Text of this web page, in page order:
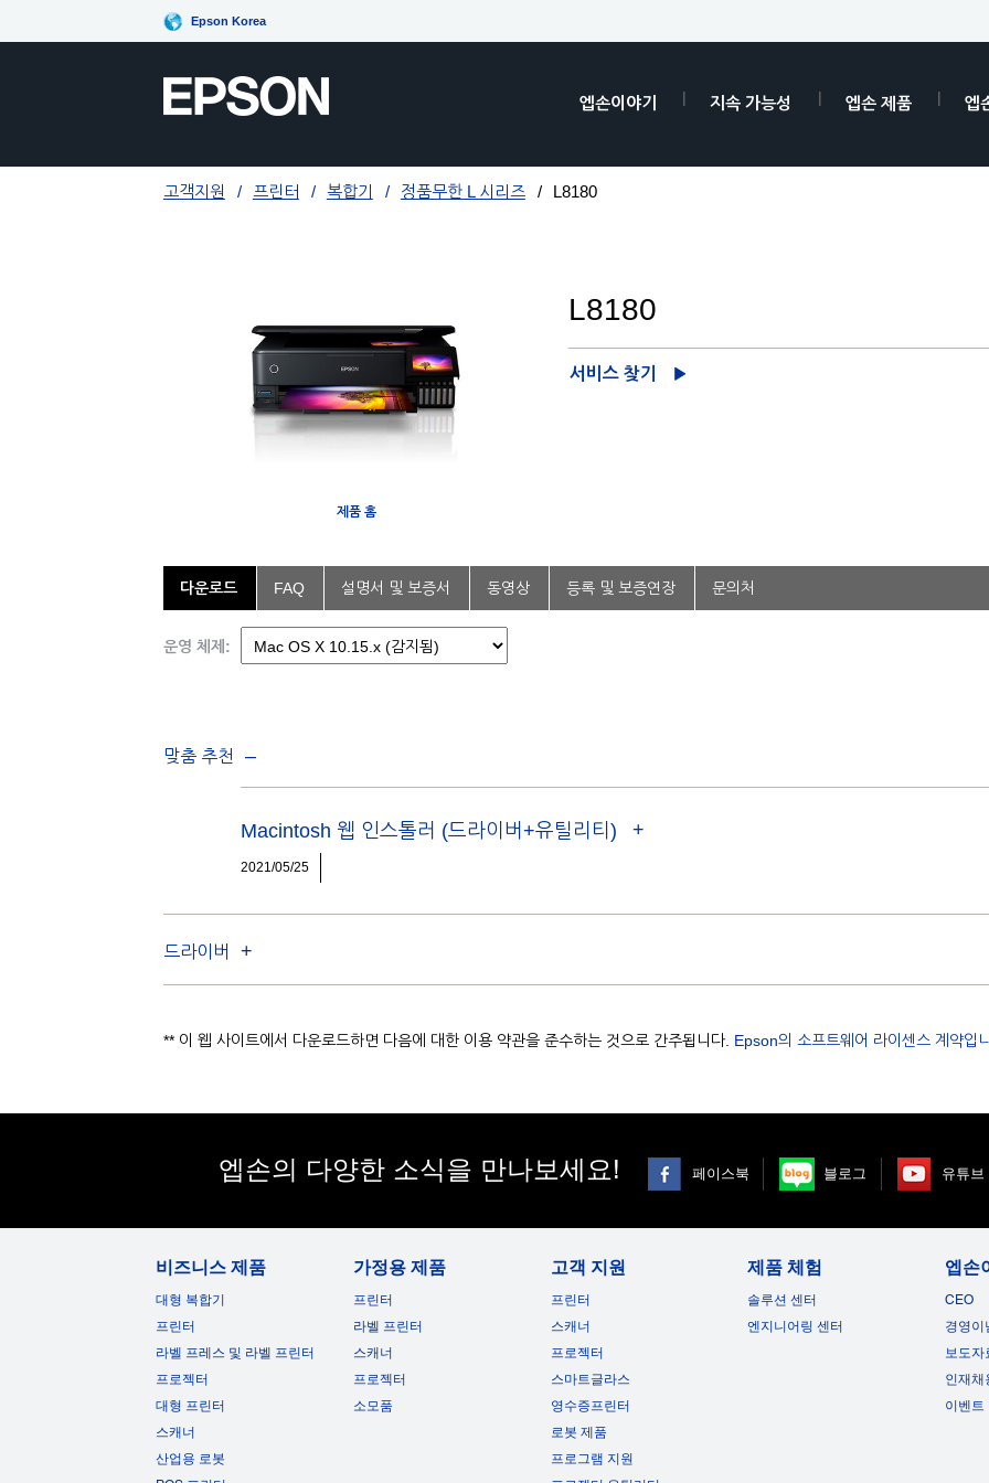
Epson Korea
엡손이야기 지속 가능성 엡손 제품 엡
고객지원 프린터 복합기 정품무한 L 시리즈 L8180
제품 홈
L8180
서비스 찾기
다운로드 FAQ 설명서 및 보증서 동영상 등록 및 보증연장 문의처
운영 체제:
맞춤 추천
Macintosh 웹 인스톨러 (드라이버+유틸리티)
2021/05/25
드라이버
** 이 웹 사이트에서 다운로드하면 다음에 대한 이용 약관을 준수하는 것으로 간주됩니다. Epson의 소프트웨어 라이센스 계약입
엡손의 다양한 소식을 만나보세요! 페이스북 블로그 유튜브
비즈니스 제품
대형 복합기
프린터
라벨 프레스 및 라벨 프린터
프로젝터
대형 프린터
스캐너
산업용 로봇
가정용 제품
프린터
라벨 프린터
스캐너
프로젝터
소모품
고객 지원
프린터
스캐너
프로젝터
스마트글라스
영수증프린터
로봇 제품
프로그램 지원
제품 체험
솔루션 센터
엔지니어링 센터
엡손
CEO
경영이
보도자
인재채
이벤트